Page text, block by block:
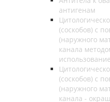
антигенам
(соскобов) с
(наружного
канала
(соскобов) с
(наружного
канала -